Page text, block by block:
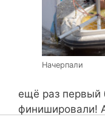
Начерпали
ещё раз первый
финишировали!